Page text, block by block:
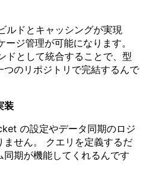
ドとキャッシングが実現
ジ管理が可能になります。
ドとして統合することで、型
のリポジトリで完結するんで
装
の設定やデータ同期のロジ
ません。 クエリを定義するだ
期が機能してくれるんです